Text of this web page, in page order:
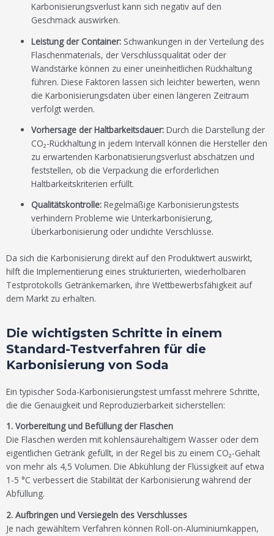
Karbonisierungsverlust kann sich negativ auf den
Geschmack auswirken.
Leistung der Container: Schwankungen in der Verteilung des
Flaschenmaterials, der Verschlussqualität oder der
Wandstärke können zu einer uneinheitlichen Rückhaltung
führen. Diese Faktoren lassen sich leichter bewerten, wenn
die Karbonisierungsdaten über einen längeren Zeitraum
verfolgt werden.
Vorhersage der Haltbarkeitsdauer: Durch die Darstellung der
CO₂-Rückhaltung in jedem Intervall können die Hersteller den
zu erwartenden Karbonatisierungsverlust abschätzen und
feststellen, ob die Verpackung die erforderlichen
Haltbarkeitskriterien erfüllt.
Qualitätskontrolle: Regelmäßige Karbonisierungstests
verhindern Probleme wie Unterkarbonisierung,
Überkarbonisierung oder undichte Verschlüsse.
Da sich die Karbonisierung direkt auf den Produktwert auswirkt,
hilft die Implementierung eines strukturierten, wiederholbaren
Testprotokolls Getränkemarken, ihre Wettbewerbsfähigkeit auf
dem Markt zu erhalten.
Die wichtigsten Schritte in einem
Standard-Testverfahren für die
Karbonisierung von Soda
Ein typischer Soda-Karbonisierungstest umfasst mehrere Schritte,
die die Genauigkeit und Reproduzierbarkeit sicherstellen:
1. Vorbereitung und Befüllung der Flaschen
Die Flaschen werden mit kohlensäurehaltigem Wasser oder dem
eigentlichen Getränk gefüllt, in der Regel bis zu einem CO₂-Gehalt
von mehr als 4,5 Volumen. Die Abkühlung der Flüssigkeit auf etwa
1-5 °C verbessert die Stabilität der Karbonisierung während der
Abfüllung.
2. Aufbringen und Versiegeln des Verschlusses
Je nach gewähltem Verfahren können Roll-on-Aluminiumkappen,